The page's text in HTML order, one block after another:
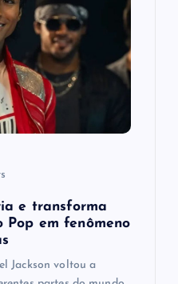
e transforma
em fenômeno
Jackson voltou a